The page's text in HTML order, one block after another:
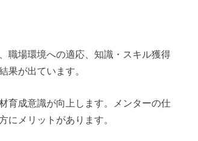
職場環境への適応、知識・スキル獲得
果が出ています。
育成意識が向上します。メンターの仕
にメリットがあります。